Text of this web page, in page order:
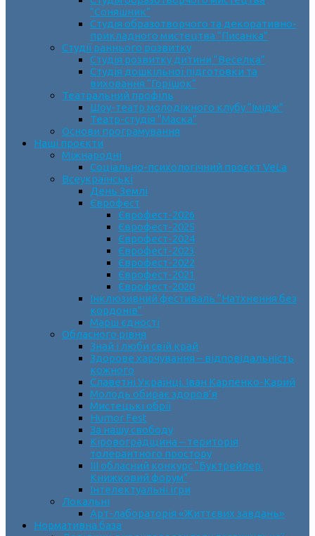
“Соняшник”
Студія образотворчого та декоративно-
прикладного мистецтва “Писанка”
Студії раннього розвитку
Студія розвитку дитини “Веселка”
Студія дошкільної підготовки та
виховання “Горішок”
Театральний профіль
Шоу-театр молодіжного клубу “Імідж”
Театр-студія “Маска”
Основи програмування
Наші проєкти
Міжнародні
Соціально-психологічний проєкт VeLa
Всеукраїнські
День Землі
Єврофест
Єврофест-2026
Єврофест-2025
Єврофест-2024
Єврофест-2023
Єврофест-2022
Єврофест-2021
Єврофест-2020
Інклюзивний фестиваль “Натхнення без
кордонів”
Марш єдності
Обласного рівня
Знай і люби свій край
Здорове харчування – відповідальність
кожного
Славетні Українці. Іван Карпенко-Карий
Молодь обирає здоров’я
Мистецькі обрії
Humor Fest
За нашу свободу
Кіровоградщина – територія
толерантного простору
ІII обласний конкурс “Буктрейлер.
Книжковий форум”
Інтелектуальні ігри
Локальні
Арт-лабораторія «Життєвих завдань»
Нормативна база